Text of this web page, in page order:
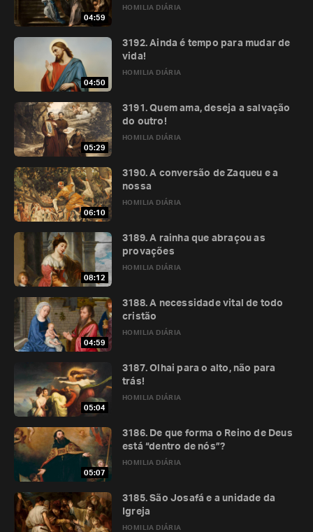
04:59
HOMILIA DIÁRIA
04:50
HOMILIA DIÁRIA
3192. Ainda é tempo para mudar de
vida!
05:29
HOMILIA DIÁRIA
3191. Quem ama, deseja a salvação
do outro!
06:10
HOMILIA DIÁRIA
3190. A conversão de Zaqueu e a
nossa
08:12
HOMILIA DIÁRIA
3189. A rainha que abraçou as
provações
04:59
HOMILIA DIÁRIA
3188. A necessidade vital de todo
cristão
05:04
HOMILIA DIÁRIA
3187. Olhai para o alto, não para
trás!
05:07
HOMILIA DIÁRIA
3186. De que forma o Reino de Deus
está “dentro de nós”?
HOMILIA DIÁRIA
3185. São Josafá e a unidade da
Igreja